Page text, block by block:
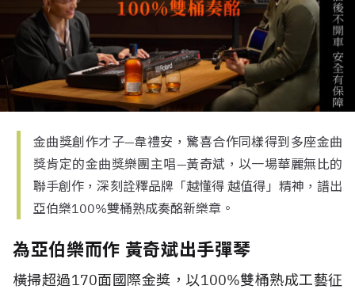
金曲獎創作才子—韋禮安，驚喜合作同樣得到多座金曲
獎肯定的金曲獎樂團主唱—黃奇斌，以一場華麗無比的
聯手創作，深刻詮釋品牌「越懂得 越值得」精神，譜出
亞伯樂100%雙桶熟成奏酩新樂章。
為亞伯樂而作 黃奇斌出手彈琴
橫掃超過170面國際金獎，以100%雙桶熟成工藝征